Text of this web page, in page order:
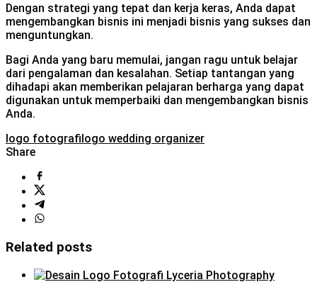
Dengan strategi yang tepat dan kerja keras, Anda dapat
mengembangkan bisnis ini menjadi bisnis yang sukses dan
menguntungkan.
Bagi Anda yang baru memulai, jangan ragu untuk belajar
dari pengalaman dan kesalahan. Setiap tantangan yang
dihadapi akan memberikan pelajaran berharga yang dapat
digunakan untuk memperbaiki dan mengembangkan bisnis
Anda.
logo fotografilogo wedding organizer
Share
Related posts